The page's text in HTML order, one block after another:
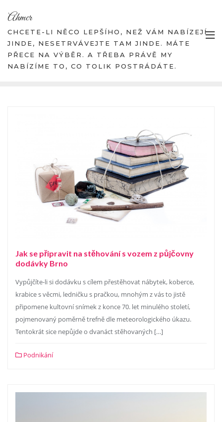
content
Ahmcr
CHCETE-LI NĚCO LEPŠÍHO, NEŽ VÁM NABÍZEJÍ
JINDE, NESETRVÁVEJTE TAM JINDE. MÁTE
PŘECE NA VÝBĚR. A TŘEBA PRÁVĚ MY
NABÍZÍME TO, CO TOLIK POSTRÁDÁTE.
Jak se připravit na stěhování s vozem z půjčovny
dodávky Brno
Vypůjčíte-li si dodávku s cílem přestěhovat nábytek, koberce,
krabice s věcmi, ledničku s pračkou, mnohým z vás to jistě
připomene kultovní snímek z konce 70. let minulého století,
pojmenovaný poměrně trefně dle meteorologického úkazu.
Tentokrát sice nepůjde o dvanáct stěhovaných […]
Podnikání